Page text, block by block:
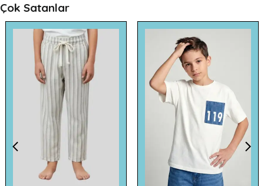
Çok Satanlar